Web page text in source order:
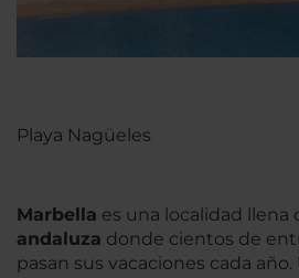
Playa Nagüeles
Marbella es una localidad llena
andaluza donde cientos de
pasan sus vacaciones cada